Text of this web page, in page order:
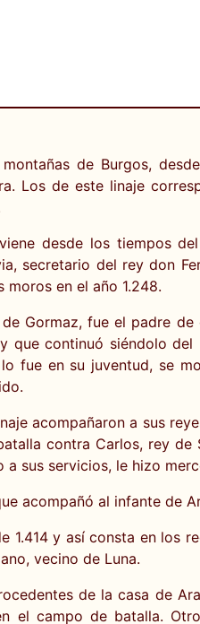
de Burgos,
Los de este linaje
desde los tiempos
secretario del rey don
en el año 1.248.
Gormaz, fue el padre
que continuó siéndolo
fue en su juventud, se
acompañaron a sus
contra Carlos, rey
sus servicios, le hizo
acompañó al infante de
1.414 y así consta en los
vecino de Luna.
de la casa de
el campo de batalla.